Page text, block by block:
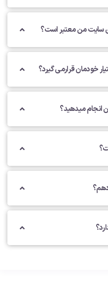
سایت من معتبر است؟
خودمان قرارمی گیرد؟
انجام میدهید؟